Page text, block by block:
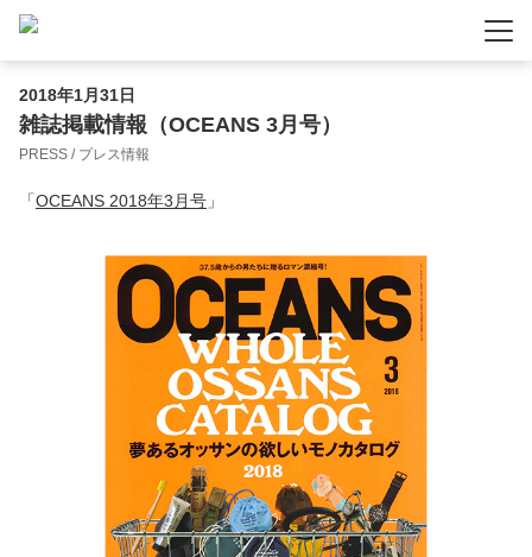
2018年1月31日
雑誌掲載情報（OCEANS 3月号）
PRESS / プレス情報
「OCEANS 2018年3月号 」